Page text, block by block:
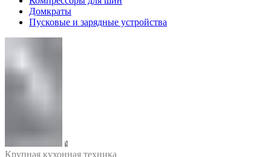
Домкраты
Пусковые и зарядные устройства
Крупная кухонная техника